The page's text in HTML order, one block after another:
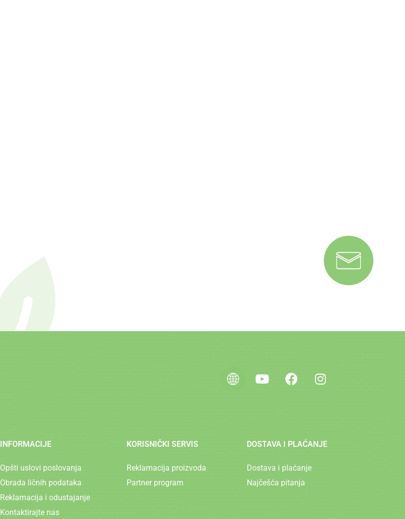
INFORMACIJE
Opšti uslovi poslovanja
Obrada ličnih podataka
Reklamacija i odustajanje
Kontaktirajte nas
KORISNIČKI SERVIS
Reklamacija proizvoda
Partner program
DOSTAVA I PLAĆANJE
Dostava i plaćanje
Najčešća pitanja